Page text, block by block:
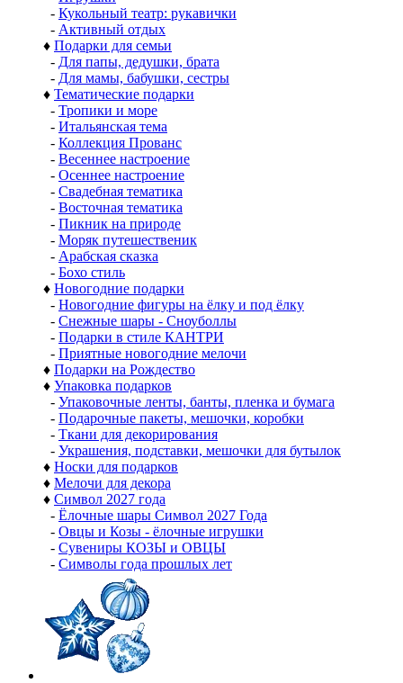
- Кукольный театр: рукавички
- Активный отдых
♦ Подарки для семьи
- Для папы, дедушки, брата
- Для мамы, бабушки, сестры
♦ Тематические подарки
- Тропики и море
- Итальянская тема
- Коллекция Прованс
- Весеннее настроение
- Осеннее настроение
- Свадебная тематика
- Восточная тематика
- Пикник на природе
- Моряк путешественик
- Арабская сказка
- Бохо стиль
♦ Новогодние подарки
- Новогодние фигуры на ёлку и под ёлку
- Снежные шары - Сноуболлы
- Подарки в стиле КАНТРИ
- Приятные новогодние мелочи
♦ Подарки на Рождество
♦ Упаковка подарков
- Упаковочные ленты, банты, пленка и бумага
- Подарочные пакеты, мешочки, коробки
- Ткани для декорирования
- Украшения, подставки, мешочки для бутылок
♦ Носки для подарков
♦ Мелочи для декора
♦ Символ 2027 года
- Ёлочные шары Символ 2027 Года
- Овцы и Козы - ёлочные игрушки
- Сувениры КОЗЫ и ОВЦЫ
- Символы года прошлых лет